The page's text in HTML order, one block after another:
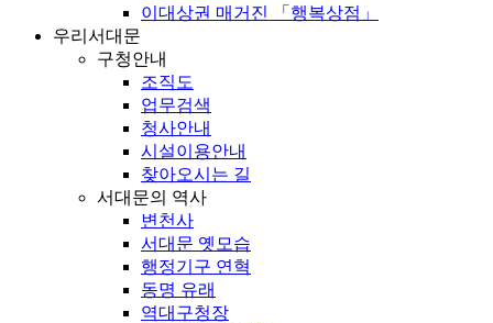
이대상권 매거진 「행복상점」
우리서대문
구청안내
조직도
업무검색
청사안내
시설이용안내
찾아오시는 길
서대문의 역사
변천사
서대문 옛모습
행정기구 연혁
동명 유래
역대구청장